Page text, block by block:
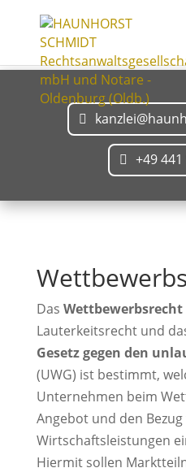
+49
Das Wettbewerbsrecht
Lauterkeitsrecht und
Gesetz gegen den
(UWG) ist bestimmt,
Unternehmen beim
Angebot und den Bezug
Wirtschaftsleistungen
Hiermit sollen